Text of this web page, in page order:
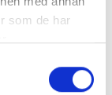
som de har
som